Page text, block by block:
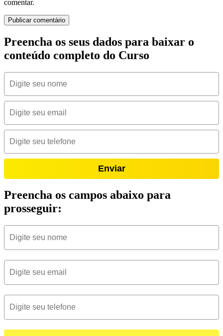
comentar.
Preencha os seus dados para baixar o
conteúdo completo do Curso
Enviar
Preencha os campos abaixo para
prosseguir: